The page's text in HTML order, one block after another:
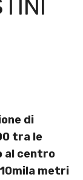
di
tra le
al centro
metri